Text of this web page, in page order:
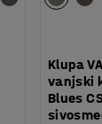
Klupa
vanjski
Blues